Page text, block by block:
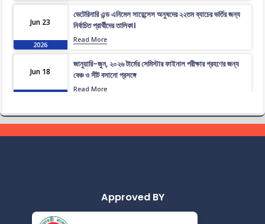
Jun 23
2026
ভেটেরিনারি এন্ড এনিমেল সায়েন্সেস অনুষদের ২২তম ব্যাচের ভর্তির জন্য
নির্বাচিত প্রার্থীদের তালিকা।
Read More
Jun 18
2026
জানুয়ারি-জুন, ২০২৬ টার্মের সেমিস্টার ফাইনাল পরীক্ষার গ্রহণের জন্য
বেঞ্চ ও সীট বসানো প্রসঙ্গে
Read More
ভেটেরিনারি এন্ড এনিমেল সায়েন্সেস অনুষদের ২২তম ব্যাচের প্রাথমিকভাবে
নির্বাচিত প্রার্থীদের তালিকা।
Read More
Jun 14
জানুয়ারি-জুন, ২০২৬ টার্মের সেমিস্টার ফাইনাল পরীক্ষার সংশোধিত
Approved BY